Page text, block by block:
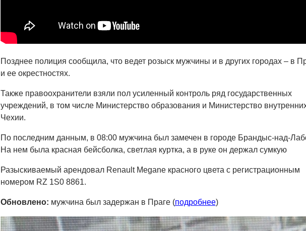
Позднее полиция сообщила, что ведет розыск мужчины и в других городах – в
и ее окрестностях.
Также правоохранители взяли пол усиленный контроль ряд государственных
учреждений, в том числе Министерство образования и Министерство
Чехии.
По последним данным, в 08:00 мужчина был замечен в городе Брандыс-над-
На нем была красная бейсболка, светлая куртка, а в руке он держал сумкую
Разыскиваемый арендовал Renault Megane красного цвета с регистрационным
номером RZ 1S0 8861.
Обновлено: мужчина был задержан в Праге (подробнее)